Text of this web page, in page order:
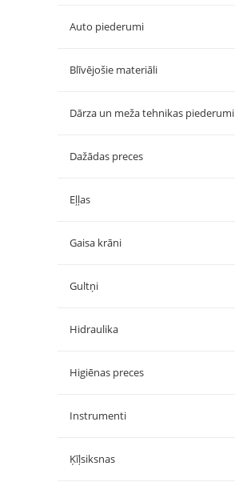
Auto piederumi
Blīvējošie materiāli
Dārza un meža tehnikas piederumi
Dažādas preces
Eļļas
Gaisa krāni
Gultņi
Hidraulika
Higiēnas preces
Instrumenti
Ķīļsiksnas